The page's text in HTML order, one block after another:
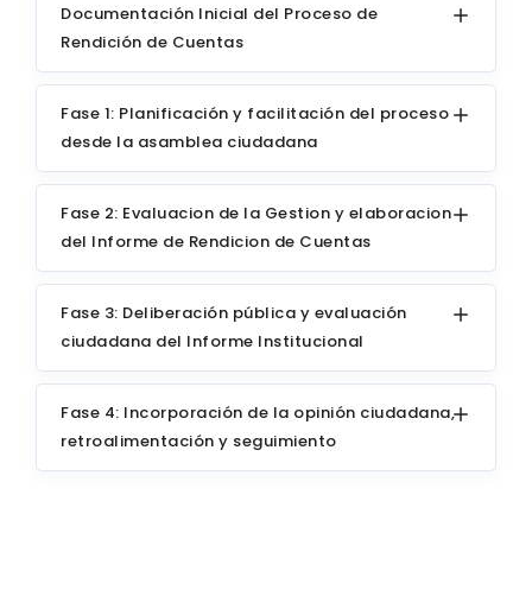
Documentación Inicial del Proceso de
Rendición de Cuentas
Fase 1: Planificación y facilitación del proceso
desde la asamblea ciudadana
Fase 2: Evaluacion de la Gestion y elaboracion
del Informe de Rendicion de Cuentas
Fase 3: Deliberación pública y evaluación
ciudadana del Informe Institucional
Fase 4: Incorporación de la opinión ciudadana,
retroalimentación y seguimiento